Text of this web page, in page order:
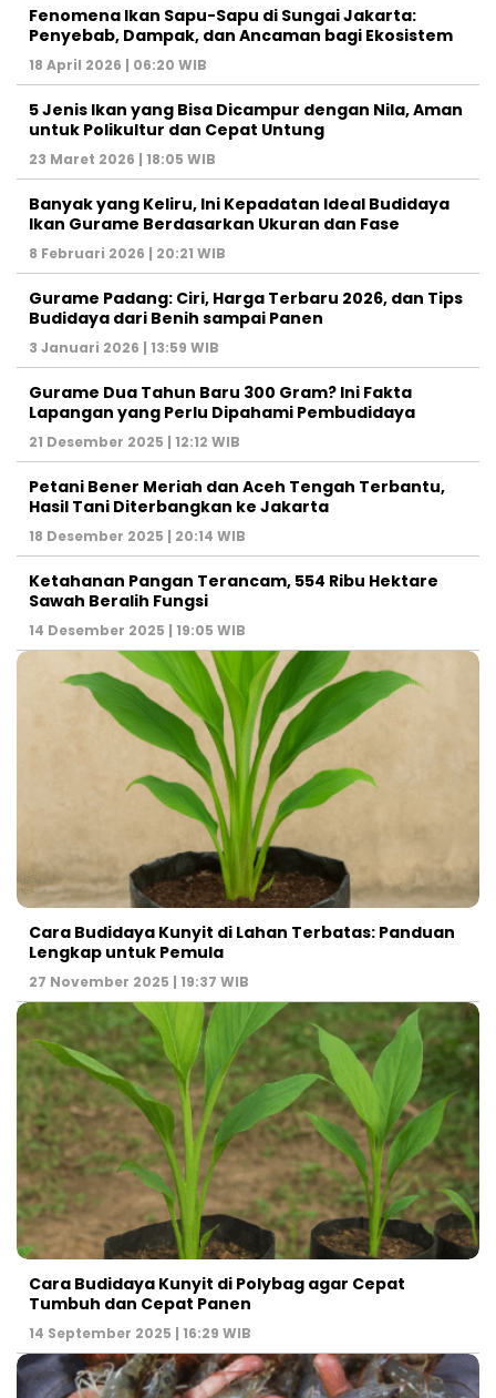
Fenomena Ikan Sapu-Sapu di Sungai Jakarta:
Penyebab, Dampak, dan Ancaman bagi Ekosistem
18 April 2026 | 06:20 WIB
5 Jenis Ikan yang Bisa Dicampur dengan Nila, Aman
untuk Polikultur dan Cepat Untung
23 Maret 2026 | 18:05 WIB
Banyak yang Keliru, Ini Kepadatan Ideal Budidaya
Ikan Gurame Berdasarkan Ukuran dan Fase
8 Februari 2026 | 20:21 WIB
Gurame Padang: Ciri, Harga Terbaru 2026, dan Tips
Budidaya dari Benih sampai Panen
3 Januari 2026 | 13:59 WIB
Gurame Dua Tahun Baru 300 Gram? Ini Fakta
Lapangan yang Perlu Dipahami Pembudidaya
21 Desember 2025 | 12:12 WIB
Petani Bener Meriah dan Aceh Tengah Terbantu,
Hasil Tani Diterbangkan ke Jakarta
18 Desember 2025 | 20:14 WIB
Ketahanan Pangan Terancam, 554 Ribu Hektare
Sawah Beralih Fungsi
14 Desember 2025 | 19:05 WIB
Cara Budidaya Kunyit di Lahan Terbatas: Panduan
Lengkap untuk Pemula
27 November 2025 | 19:37 WIB
Cara Budidaya Kunyit di Polybag agar Cepat
Tumbuh dan Cepat Panen
14 September 2025 | 16:29 WIB